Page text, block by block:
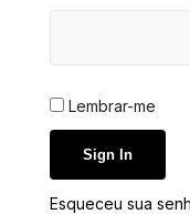
Lembrar-me
Esqueceu sua